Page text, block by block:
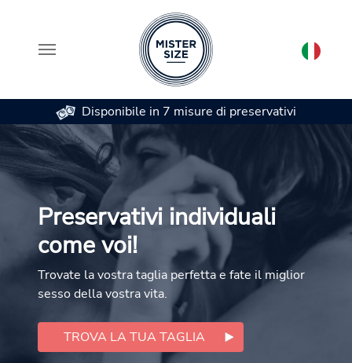
Skip to main content
Disponibile in 7 misure di preservativi
Preservativi individuali
come voi!
Trovate la vostra taglia perfetta e fate il miglior
sesso della vostra vita.
TROVA LA TUA TAGLIA